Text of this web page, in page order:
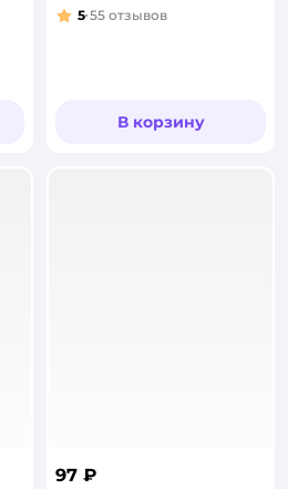
Рейтинг:
5 55 отзывов
В корзину
97 ₽